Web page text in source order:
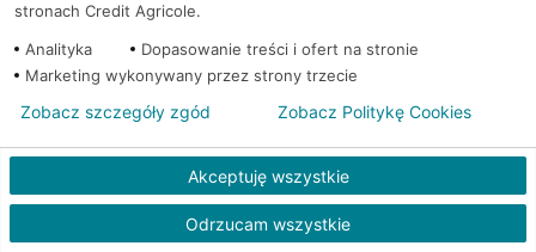
Twoim doradcą w wybranym terminie. Zrób to:
waplikacji CA24 Mobile- po zalogowaniu kliknij w ikonę
kontaktu w prawym górnym rogu, a następnie w przycisk
Umów nowe spotkanie –
zobacz jak to zrobić
wserwisie CA24 eBank- po zalogowaniu wybierz
opcję Umów spotkanie w górnym menu.
Jeślinie jesteś jeszcze naszym klientemlubnie korzystasz
z bankowości elektronicznejmożesz umówić się na
Większość naszych oddziałów czynna jest w podobnych
godzinach. Dokładne godziny pracy uzależnione są od
lokalnych uwarunkowań i potrzeb klientów danej placówki.
Aby sprawdzić godziny pracy oddziałów, zapraszamy na
Placówki i bankomaty, na której znajduje się
wygodna wyszukiwarka. Skorzystaj z filtra "Czynne" i
wybierz interesującą Cię godzinę.
W jakich godzinach czynne są oddziały
banku Credit Agricole?
Oddziały banku Credit Agricole czynne są w
standardowych, szeroko stosowanych godzinach pracy
przedsiębiorstw i urzędów. Dokładne godziny pracy
poszczególnych placówek znajdują się nanaszej stronie
Zobacz wszystkie pytania
stronach Credit Agricole.
Analityka
Dopasowanie treści i ofert na stronie
Marketing wykonywany przez strony trzecie
Akceptuję wszystkie
Odrzucam wszystkie
Zobacz szczegóły zgód Zobacz Politykę Cookies